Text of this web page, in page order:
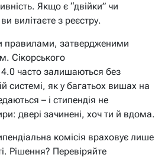
Якщо є “двійки” чи
вилітаєте з реєстру.
правилами, затвердженими
Сікорського
часто залишаються без
системі, як у багатьох вишах на
– і стипендія не
двері зачинені, хоч ти й вдома.
комісія враховує лише
Рішення? Перевіряйте